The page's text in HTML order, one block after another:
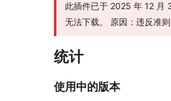
此插件已于 2025 年 12 月
无法下载。 原因：违反准则
统计
使用中的版本